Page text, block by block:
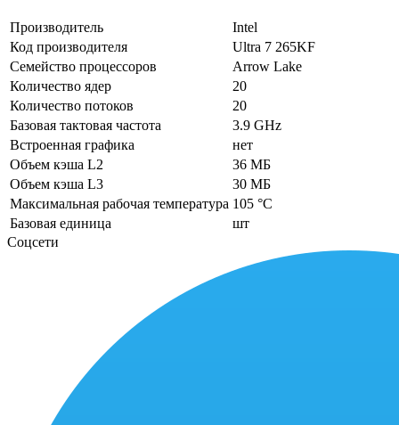
Производитель
Intel
Код производителя
Ultra 7 265KF
Семейство процессоров
Arrow Lake
Количество ядер
20
Количество потоков
20
Базовая тактовая частота
3.9 GHz
Встроенная графика
нет
Объем кэша L2
36 МБ
Объем кэша L3
30 МБ
Максимальная рабочая температура 105 °C
Базовая единица
шт
Соцсети